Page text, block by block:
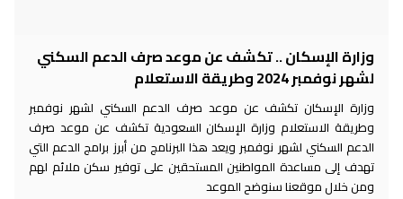
وزارة الإسكان .. تكشف عن موعد صرف الدعم السكني
لشهر نوفمبر 2024 وطريقة الاستعلام
وزارة الإسكان تكشف عن موعد صرف الدعم السكني لشهر نوفمبر
وطريقة الاستعلام وزارة الإسكان السعودية تكشف عن موعد صرف
الدعم السكني لشهر نوفمبر ويعد هذا البرنامج من أبرز برامج الدعم التي
تهدف إلى مساعدة المواطنين المستحقين على توفير سكن ملائم لهم
ومن خلال موقعنا سنوضح الموعد